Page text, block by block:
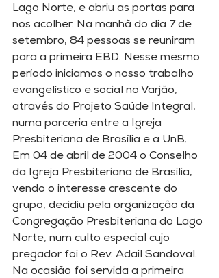
Lago Norte, e abriu as portas para
nos acolher. Na manhã do dia 7 de
setembro, 84 pessoas se reuniram
para a primeira EBD. Nesse mesmo
período iniciamos o nosso trabalho
evangelístico e social no Varjão,
através do Projeto Saúde Integral,
numa parceria entre a Igreja
Presbiteriana de Brasília e a UnB.
Em 04 de abril de 2004 o Conselho
da Igreja Presbiteriana de Brasília,
vendo o interesse crescente do
grupo, decidiu pela organização da
Congregação Presbiteriana do Lago
Norte, num culto especial cujo
pregador foi o Rev. Adail Sandoval.
Na ocasião foi servida a primeira